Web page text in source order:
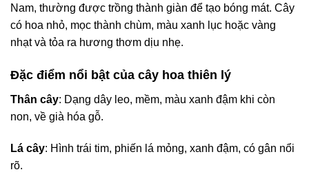
Nam, thường được trồng thành giàn để tạo bóng mát. Cây
có hoa nhỏ, mọc thành chùm, màu xanh lục hoặc vàng
nhạt và tỏa ra hương thơm dịu nhẹ.
Đặc điểm nổi bật của cây hoa thiên lý
Thân cây: Dạng dây leo, mềm, màu xanh đậm khi còn
non, về già hóa gỗ.
Lá cây: Hình trái tim, phiến lá mỏng, xanh đậm, có gân nổi
rõ.